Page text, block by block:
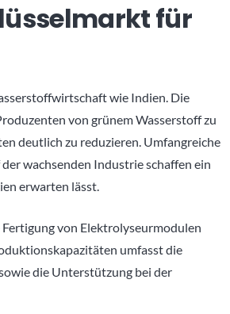
für
wie Indien. Die
von grünem Wasserstoff zu
deutlich zu reduzieren. Umfangreiche
wachsenden Industrie schaffen ein
erwarten lässt.
von Elektrolyseurmodulen
umfasst die
die Unterstützung bei der